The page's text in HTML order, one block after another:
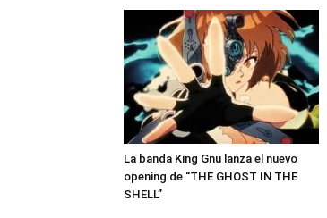
La banda King Gnu lanza el nuevo
opening de “THE GHOST IN THE
SHELL”